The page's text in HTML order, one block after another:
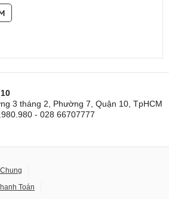
3 tháng 2, Phường 7, Quận 10, TpHCM
- 028 66707777
Toán